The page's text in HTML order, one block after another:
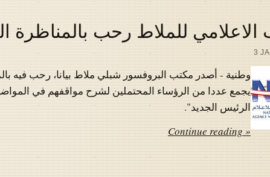
الاعلامي للملاط رحب بالمناظرة
3
وطنية - أصدر مكتب البروفسور شبلي ملاط بيانا، رحب فيه
يجمع عددا من الرؤساء المحتملين لشرح مواقفهم في المواضيع
الرئيس الجديد".
Continue reading »